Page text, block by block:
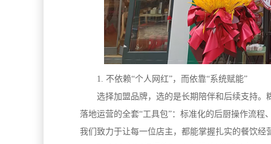
1. 不依赖“个人网红”，而依靠“系统赋能”
选择加盟品牌，选的是长期陪伴和后续支持。
落地运营的全套“工具包”：标准化的后厨操作流程
我们致力于让每一位店主，都能掌握扎实的餐饮经